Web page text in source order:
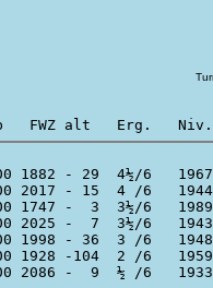
- 29  4½/6
2017 - 15  4 /6
-  3  3½/6   1989
2025 -  7  3½/6
- 36  3 /6   1948
-104  2 /6   1959